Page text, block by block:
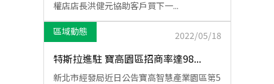
權店店長洪健元協助客戶買下一...
區域動態 2022/05/18
特斯拉進駐 寶高園區招商率達98...
新北市經發局近日公告寶高智慧產業園區第5